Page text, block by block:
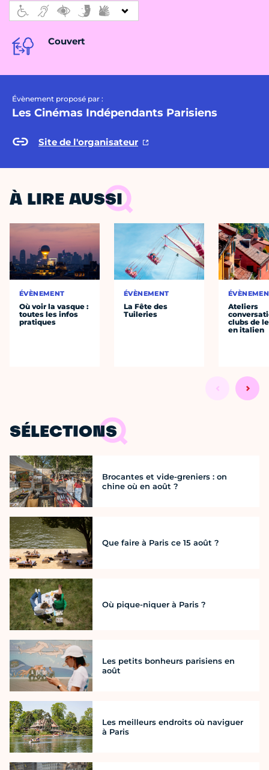
Couvert
Évènement proposé par :
Les Cinémas Indépendants Parisiens
Site de l'organisateur
À LIRE AUSSI
ÉVÈNEMENT
Où voir la vasque :
toutes les infos
pratiques
ÉVÈNEMENT
La Fête des
Tuileries
Ateliers
clubs de
en italien
SÉLECTIONS
Brocantes et vide-greniers : on
chine où en août ?
Que faire à Paris ce 15 août ?
Où pique-niquer à Paris ?
Les petits bonheurs parisiens en
août
Les meilleurs endroits où naviguer
à Paris